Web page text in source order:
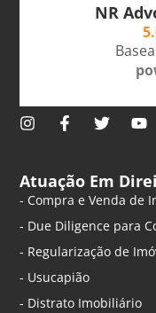
NR
Atuação Em
- Compra e Venda de
- Due Diligence para
- Regularização de
- Usucapião
- Distrato Imobiliário